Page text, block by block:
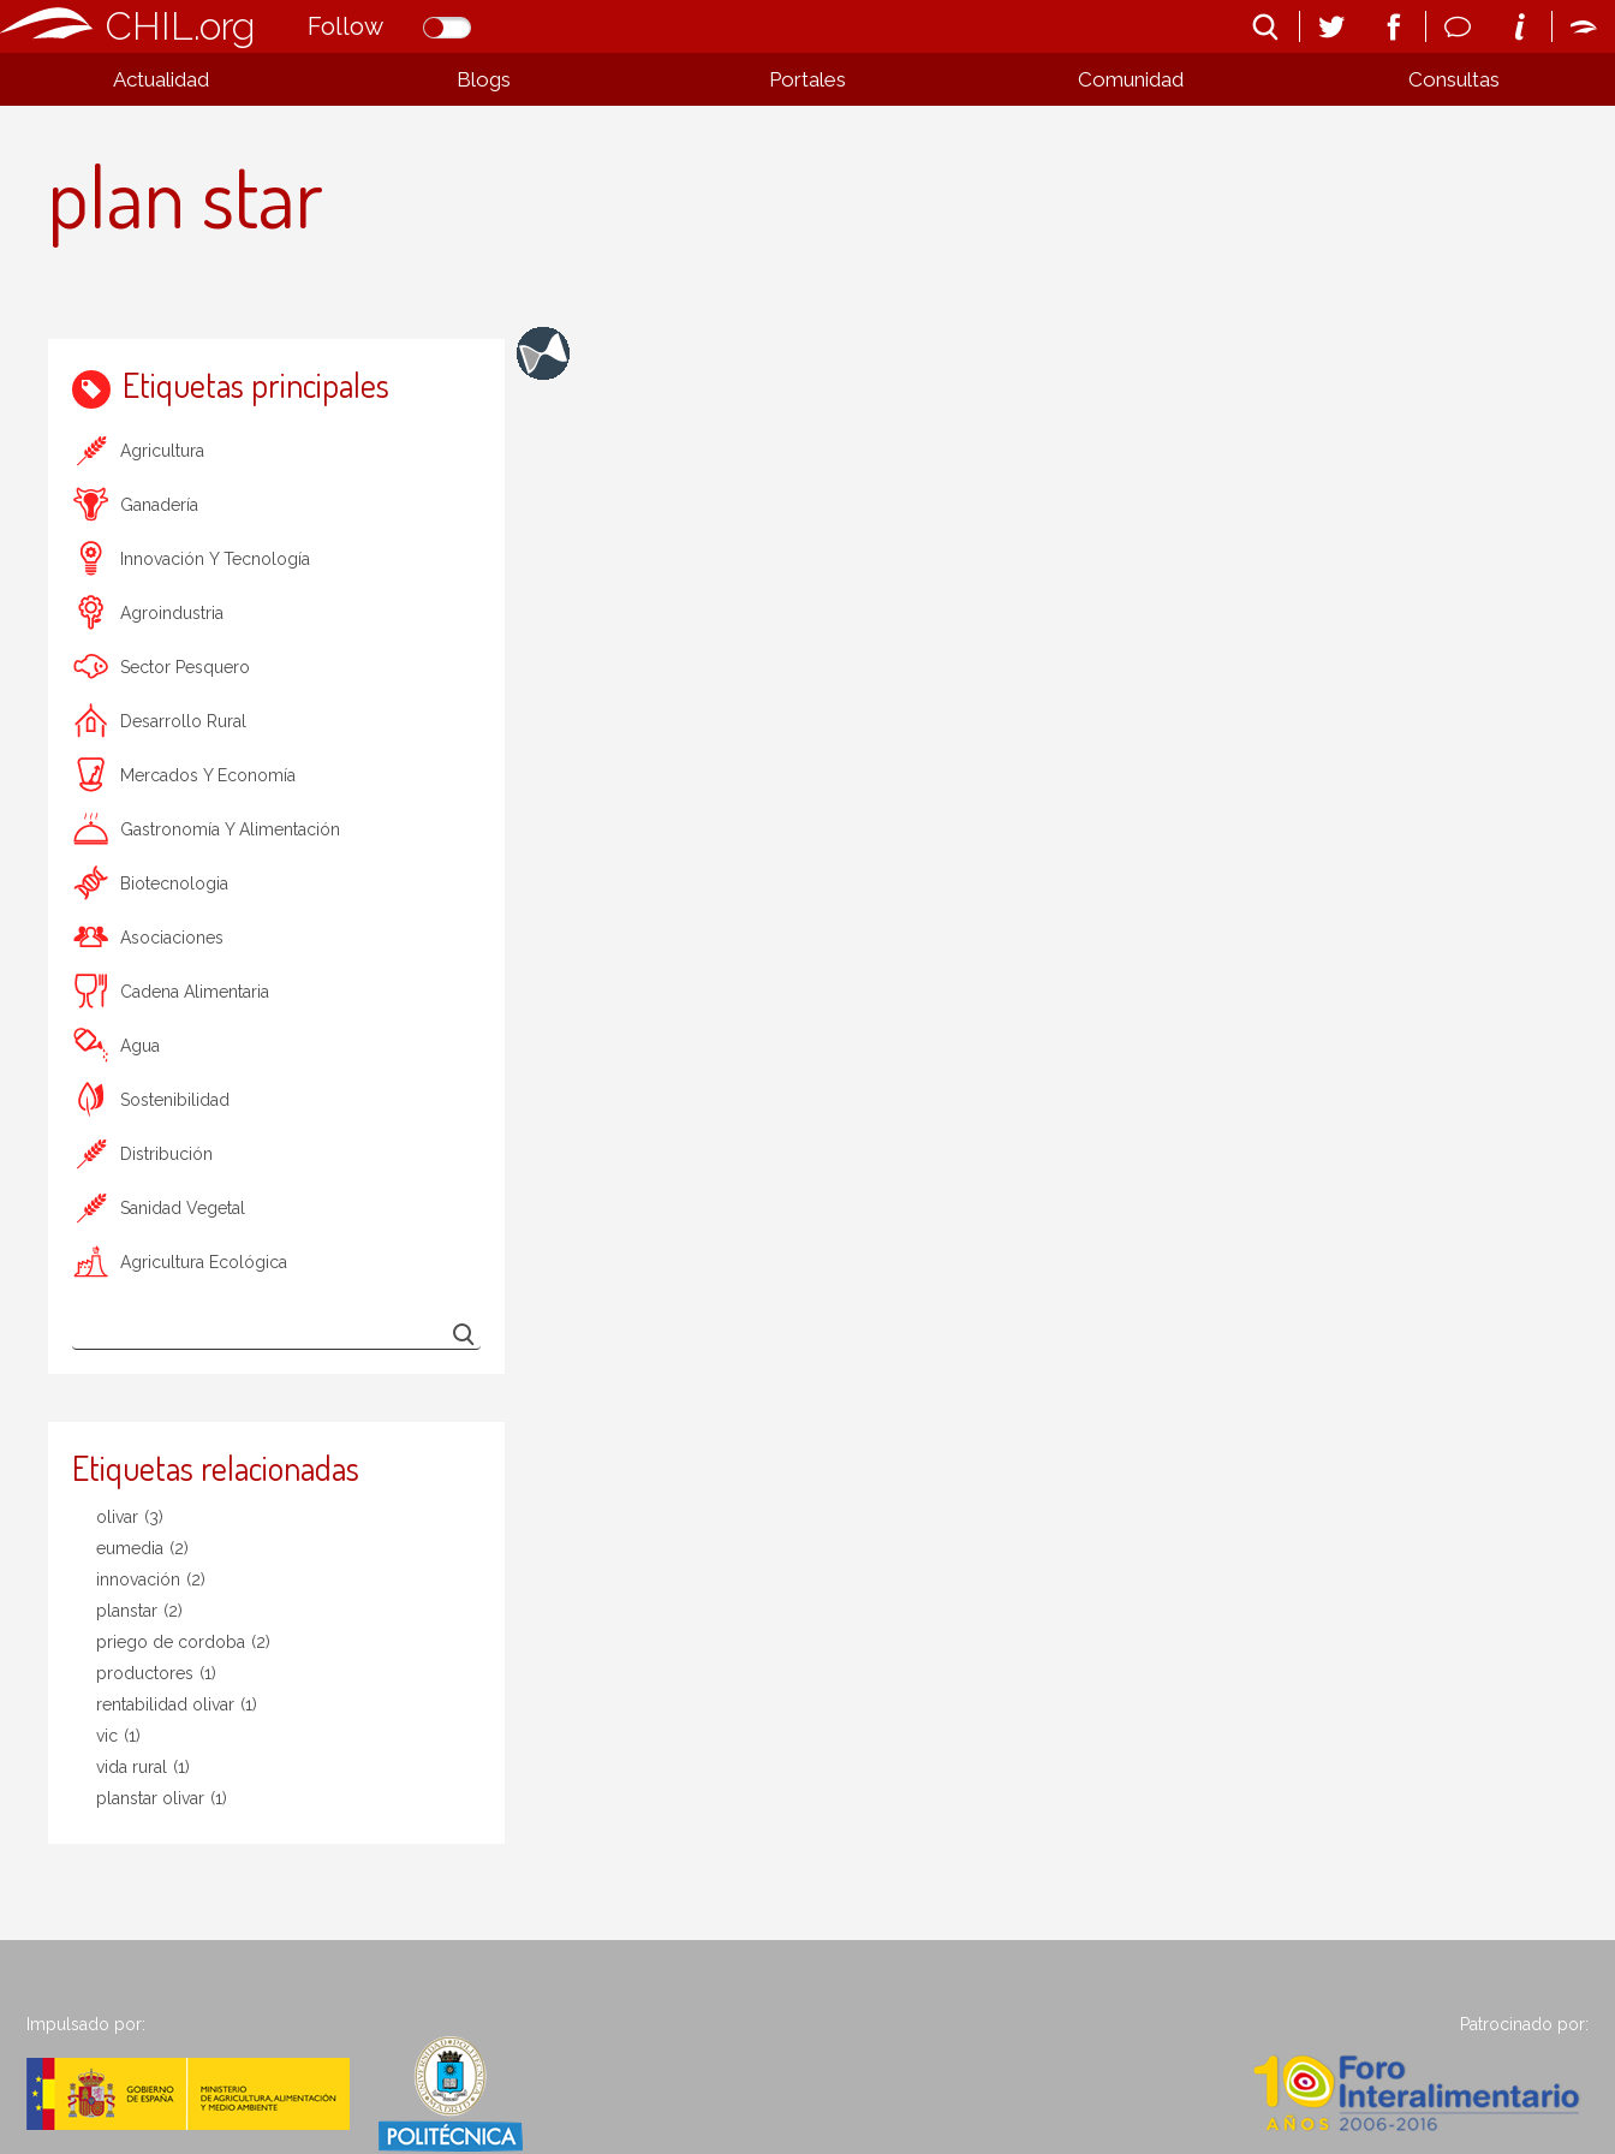
CHIL.org Follow
Actualidad Blogs Portales Comunidad Consultas
plan star
Etiquetas principales
Agricultura
Ganadería
Innovación Y Tecnología
Agroindustria
Sector Pesquero
Desarrollo Rural
Mercados Y Economía
Gastronomía Y Alimentación
Biotecnologia
Asociaciones
Cadena Alimentaria
Agua
Sostenibilidad
Distribución
Sanidad Vegetal
Agricultura Ecológica
Etiquetas relacionadas
olivar (3)
eumedia (2)
innovación (2)
planstar (2)
priego de cordoba (2)
productores (1)
rentabilidad olivar (1)
vic (1)
vida rural
(1)
planstar olivar (1)
Impulsado por: Patrocinado por: